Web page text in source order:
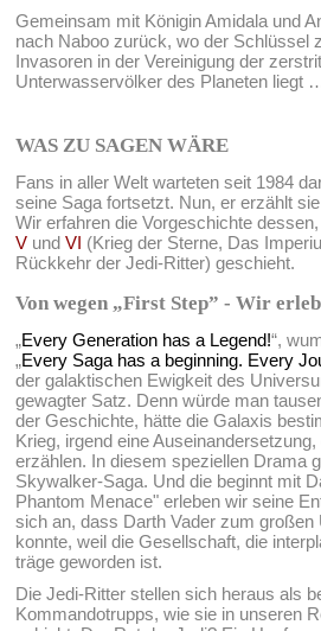
Gemeinsam mit Königin Amidala und
nach Naboo zurück, wo der Schlüssel
Invasoren in der Vereinigung der
Unterwasservölker des Planeten liegt
WAS ZU SAGEN WÄRE
Fans in aller Welt warteten seit 1984
seine Saga fortsetzt. Nun, er erzählt
Wir erfahren die Vorgeschichte
V undVI (Krieg der Sterne, Das
Rückkehr der Jedi-Ritter) geschieht.
Von wegen „First Step” - Wir
„Every Generation has a Legend!“,
„Every Saga has a beginning. Every
der galaktischen Ewigkeit des
gewagter Satz. Denn würde man
der Geschichte, hätte die Galaxis
Krieg, irgend eine
erzählen. In diesem speziellen Drama
Skywalker-Saga. Und die beginnt mit
Phantom Menace" erleben wir seine
sich an, dass Darth Vader zum
konnte, weil die Gesellschaft, die
träge geworden ist.
Die Jedi-Ritter stellen sich heraus als
Kommandotrupps, wie sie in unseren